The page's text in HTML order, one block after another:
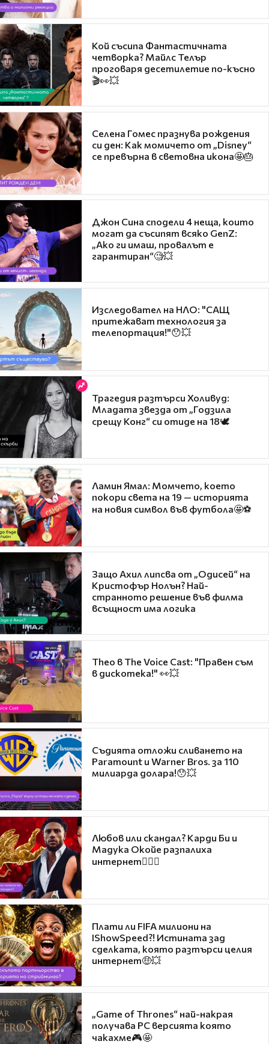
Кой съсипа Фантастичната
четворка? Майлс Телър
проговаря десетилетие по-късно
🎬👀💥
Селена Гомес празнува рождения
си ден: Как момичето от „Disney“
се превърна в световна икона🤩🎂
Джон Сина сподели 4 неща, които
могат да съсипят всяко GenZ:
„Ако ги имаш, провалът е
гарантиран“🧐💥
Изследовател на НЛО: "САЩ
притежават технология за
телепортация!"😯💥
Трагедия разтърси Холивуд:
Младата звезда от „Годзила
срещу Конг“ си отиде на 18🕊️
Ламин Ямал: Момчето, което
покори света на 19 — историята
на новия символ във футбола🤩⚽
Защо Ахил липсва от „Одисей“ на
Кристофър Нолън? Най-
странното решение във филма
всъщност има логика
Theo в The Voice Cast: "Правен съм
в дискотека!" 👀💥
Съдията отложи сливането на
Paramount и Warner Bros. за 110
милиарда долара!😯💥
Любов или скандал? Карди Би и
Мадука Окойе разпалиха
интернет❤️‍🔥🔥
Плати ли FIFA милиони на
IShowSpeed?! Истината зад
сделката, която разтърси целия
интернет🤑💥
„Game of Thrones“ най-накрая
получава PC версията която
чакахме🎮🤩